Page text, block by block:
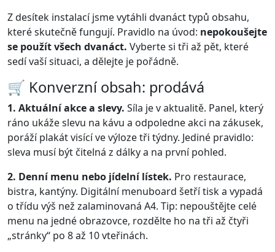
Z desítek instalací jsme vytáhli dvanáct typů obsahu,
které skutečně fungují. Pravidlo na úvod: nepokoušejte
se použít všech dvanáct. Vyberte si tři až pět, které
sedí vaší situaci, a dělejte je pořádně.
🛒 Konverzní obsah: prodává
1. Aktuální akce a slevy. Síla je v aktualitě. Panel, který
ráno ukáže slevu na kávu a odpoledne akci na zákusek,
poráží plakát visící ve výloze tři týdny. Jediné pravidlo:
sleva musí být čitelná z dálky a na první pohled.
2. Denní menu nebo jídelní lístek. Pro restaurace,
bistra, kantýny. Digitální menuboard šetří tisk a vypadá
o třídu výš než zalaminovaná A4. Tip: nepouštějte celé
menu na jedné obrazovce, rozdělte ho na tři až čtyři
„stránky“ po 8 až 10 vteřinách.